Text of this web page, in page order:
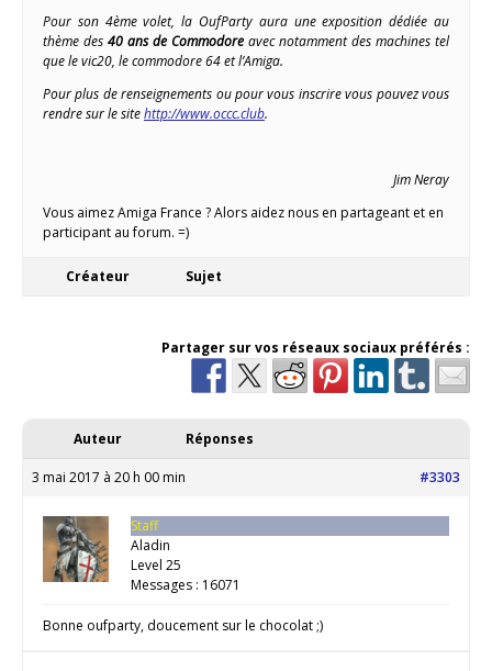
Pour son 4ème volet, la OufParty aura une exposition dédiée au
thème des 40 ans de Commodore avec notamment des machines tel
que le vic20, le commodore 64 et l’Amiga.
Pour plus de renseignements ou pour vous inscrire vous pouvez vous
rendre sur le sitehttp://www.occc.club.
Jim Neray
Vous aimez Amiga France ? Alors aidez nous en partageant et en
participant au forum. =)
Créateur Sujet
Partager sur vos réseaux sociaux préférés :
Auteur Réponses
3 mai 2017 à 20 h 00 min #3303
Staff
Aladin
Level 25
Messages : 16071
Bonne oufparty, doucement sur le chocolat ;)